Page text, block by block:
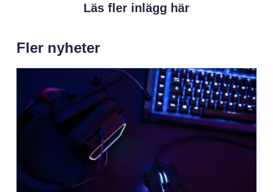
Läs fler inlägg här
Fler nyheter